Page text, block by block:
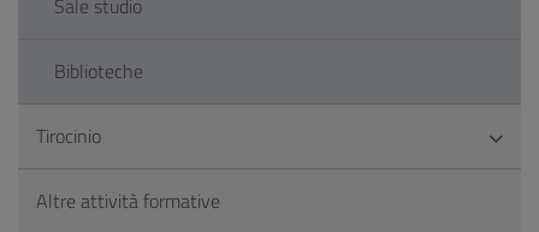
Sale studio
Biblioteche
Tirocinio
Altre attività formative